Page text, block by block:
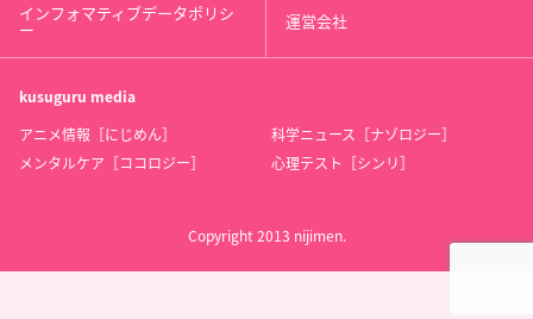
インフォマティブデータポリシ
ー 運営会社
kusuguru media
アニメ情報［にじめん］
科学ニュース［ナゾロジー］
メンタルケア［ココロジー］
心理テスト［シンリ］
Copyright 2013 nijimen.